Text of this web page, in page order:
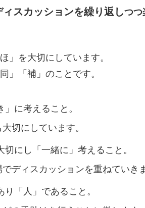
ィスカッションを繰り返しつつ
」を大切にしています。
」「補」のことです。
に考えること。
にしています。
にし「一緒に」考えること。
ィスカッションを重ねていきま
「人」であること。